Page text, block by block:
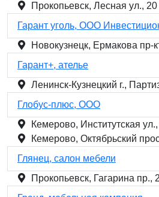
Прокопьевск, Лесная ул., 20
Гарант уголь, ООО
Новокузнецк, Ермакова пр-
Гарант+, ателье
Ленинск-Кузнецкий г.,
Глобус-плюс, ООО
Кемерово, Институтская
Кемерово, Октябрьский
Глянец, салон мебели
Прокопьевск, Гагарина пр.,